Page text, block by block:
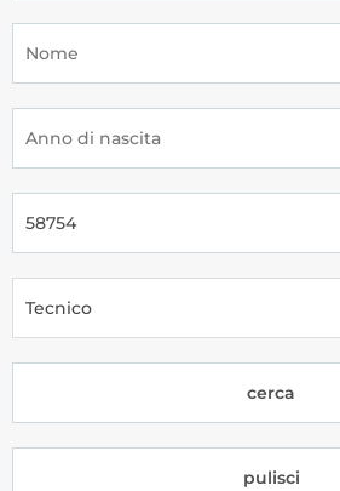
Olimpiadi
Atleti Poomsae e Freestyle
Tesseramento
Licenze WT
Formazione
Tecnico
cerca
pulisci